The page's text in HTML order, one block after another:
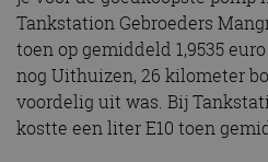
Tankstation Gebroeders
toen op gemiddeld 1,9535
nog Uithuizen, 26 kilometer
voordelig uit was. Bij
kostte een liter E10 toen